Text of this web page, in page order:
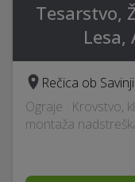
Tesarstvo,
Lesa,
Rečica ob Savinji
Ograje · Krovstvo,
montaža